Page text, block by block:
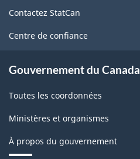
Nord
(SCIAN)
2012
de
la
ce
site
Contactez StatCan
Centre de confiance
Gouvernement du Canada
Toutes les coordonnées
Ministères et organismes
À propos du gouvernement